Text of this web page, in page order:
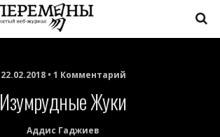
22.02.2018 • 1 Комментарий
Изумрудные Жуки
Аддис Гаджиев